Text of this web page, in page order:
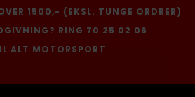
1500,- (EKSL. TUNGE ORDRER)
RING 70 25 02 06
ALT MOTORSPORT